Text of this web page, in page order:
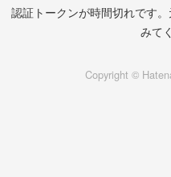
認証トークンが時間切れです
みて
Copyright ©